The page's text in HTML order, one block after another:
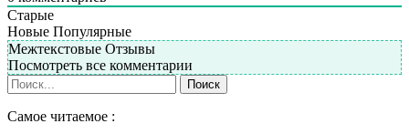
Старые
Новые Популярные
Межтекстовые Отзывы
Посмотреть все комментарии
Самое читаемое :